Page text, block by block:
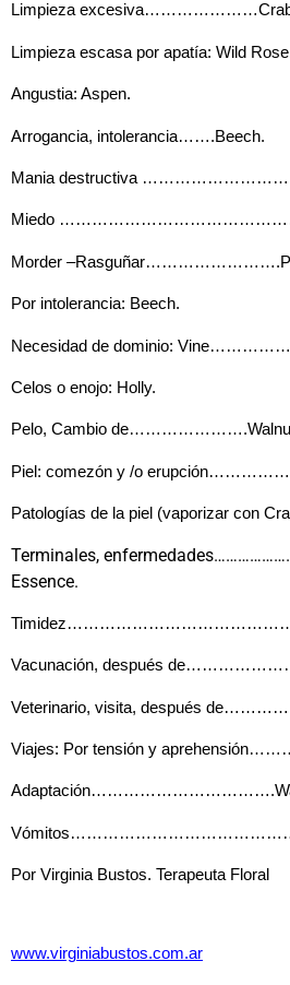
Limpieza excesiva…………………Crab
Limpieza escasa por apatía: Wild
Angustia: Aspen.
Arrogancia, intolerancia…….Beech.
Mania destructiva
Miedo
Morder –Rasguñar…………………….Por
Por intolerancia: Beech.
Necesidad de dominio:
Celos o enojo: Holly.
Pelo, Cambio
Piel: comezón y /o
Patologías de la piel (vaporizar con
Terminales,
Essence.
Vacunación, después
Veterinario, visita, después
Viajes: Por tensión y
Por Virginia Bustos. Terapeuta Floral
www.virginiabustos.com.ar